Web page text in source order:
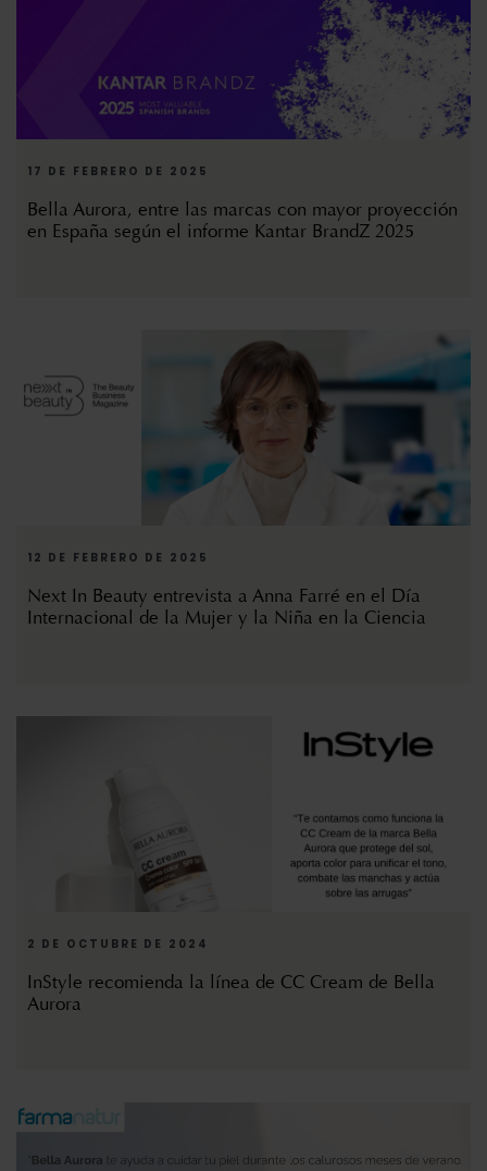
17 DE FEBRERO DE 2025
Bella Aurora, entre las marcas con mayor proyección
en España según el informe Kantar BrandZ 2025
12 DE FEBRERO DE 2025
Next In Beauty entrevista a Anna Farré en el Día
Internacional de la Mujer y la Niña en la Ciencia
2 DE OCTUBRE DE 2024
InStyle recomienda la línea de CC Cream de Bella
Aurora